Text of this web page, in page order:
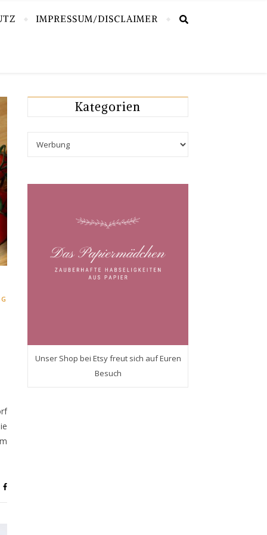
IMPRESSUM/DISCLAIMER
Kategorien
Kategorien
Unser Shop bei Etsy freut sich auf Euren
Besuch